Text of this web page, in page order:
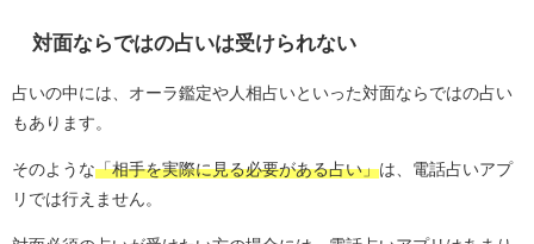
対面ならではの占いは受けられない
占いの中には、オーラ鑑定や人相占いといった対面ならではの占い
もあります。
そのような「相手を実際に見る必要がある占い」は、電話占いアプ
リでは行えません。